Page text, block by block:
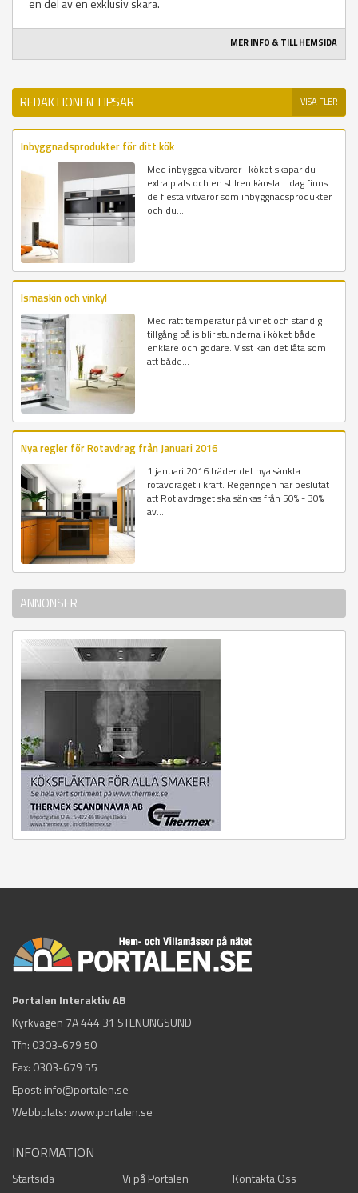
en del av en exklusiv skara.
MER INFO & TILL HEMSIDA
REDAKTIONEN TIPSAR VISA FLER
Inbyggnadsprodukter för ditt kök
Med inbyggda vitvaror i köket skapar du
extra plats och en stilren känsla. Idag finns
de flesta vitvaror som inbyggnadsprodukter
och du...
Ismaskin och vinkyl
Med rätt temperatur på vinet och ständig
tillgång på is blir stunderna i köket både
enklare och godare. Visst kan det låta som
att både...
Nya regler för Rotavdrag från Januari 2016
1 januari 2016 träder det nya sänkta
rotavdraget i kraft. Regeringen har beslutat
att Rot avdraget ska sänkas från 50% - 30%
av...
ANNONSER
Portalen Interaktiv AB
Kyrkvägen 7A 444 31 STENUNGSUND
Tfn: 0303-679 50
Fax: 0303-679 55
Epost: info@portalen.se
Webbplats: www.portalen.se
INFORMATION
Startsida Vi på Portalen Kontakta Oss